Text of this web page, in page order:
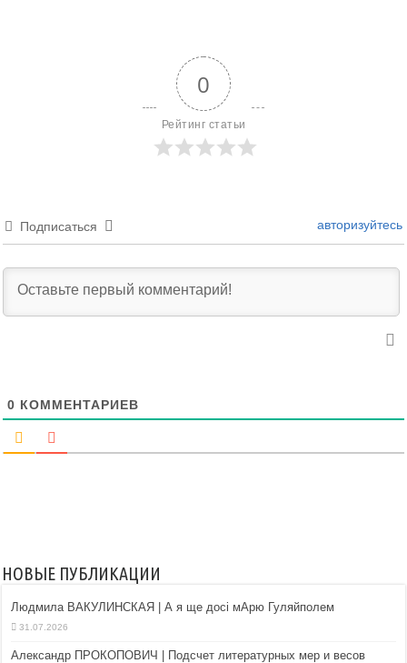
0
Рейтинг статьи
Подписаться авторизуйтесь
0 КОММЕНТАРИЕВ
НОВЫЕ ПУБЛИКАЦИИ
Людмила ВАКУЛИНСКАЯ | А я ще досі мАрю Гуляйполем
31.07.2026
Александр ПРОКОПОВИЧ | Подсчет литературных мер и весов